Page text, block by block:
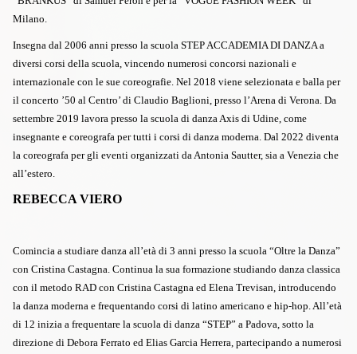
Milano.
Insegna dal 2006 anni presso la scuola STEP ACCADEMIA DI DANZA a
diversi corsi della scuola, vincendo numerosi concorsi nazionali e
internazionale con le sue coreografie. Nel 2018 viene selezionata e balla per
il concerto ’50 al Centro’ di Claudio Baglioni, presso l’Arena di Verona. Da
settembre 2019 lavora presso la scuola di danza Axis di Udine, come
insegnante e coreografa per tutti i corsi di danza moderna. Dal 2022 diventa
la coreografa per gli eventi organizzati da Antonia Sautter, sia a Venezia che
all’estero.
REBECCA VIERO
Comincia a studiare danza all’età di 3 anni presso la scuola “Oltre la Danza”
con Cristina Castagna. Continua la sua formazione studiando danza classica
con il metodo RAD con Cristina Castagna ed Elena Trevisan, introducendo
la danza moderna e frequentando corsi di latino americano e hip-hop. All’età
di 12 inizia a frequentare la scuola di danza “STEP” a Padova, sotto la
direzione di Debora Ferrato ed Elias Garcia Herrera, partecipando a numerosi